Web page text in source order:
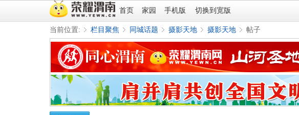
首页 家园 手机版 切换到宽版
当前位置:
»
栏目聚焦
›
同城话题
›
摄影天地
›
摄影天地
›
帖子